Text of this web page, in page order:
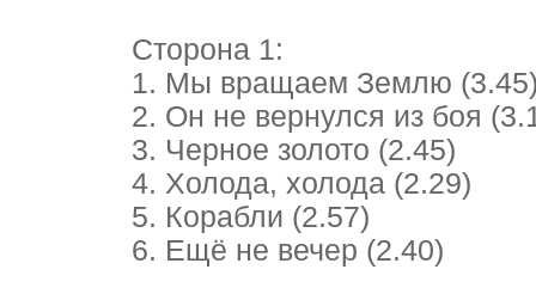
Сторона 1:
1. Мы вращаем Землю
2. Он не вернулся из боя
3. Черное золото (2.45)
4. Холода, холода (2.29)
5. Корабли (2.57)
6. Ещё не вечер (2.40)